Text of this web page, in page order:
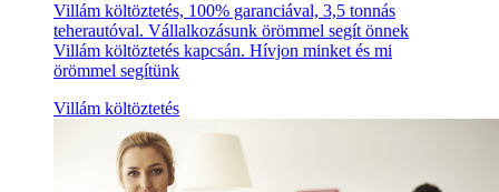
Villám költöztetés, 100% garanciával, 3,5 tonnás
teherautóval. Vállalkozásunk örömmel segít önnek
Villám költöztetés kapcsán. Hívjon minket és mi
örömmel segítünk
Villám költöztetés